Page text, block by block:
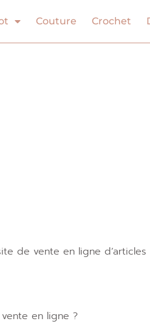
Couture Crochet
de vente en ligne d’articles
en ligne ?